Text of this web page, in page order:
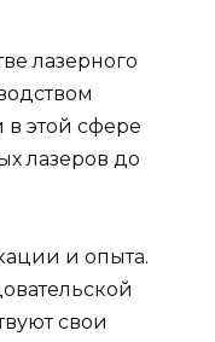
лазерного
этой сфере
лазеров до
и опыта.
свои